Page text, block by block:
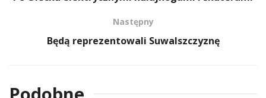
Następny
Będą reprezentowali Suwalszczyznę